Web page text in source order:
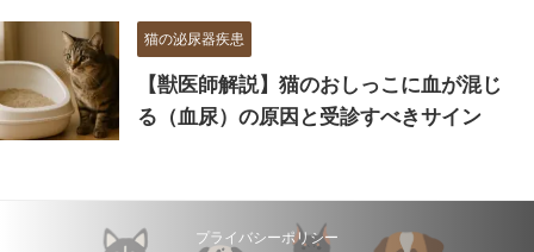
猫の泌尿器疾患
【獣医師解説】猫のおしっこに血が混じ
る（血尿）の原因と受診すべきサイン
プライバシーポリシー